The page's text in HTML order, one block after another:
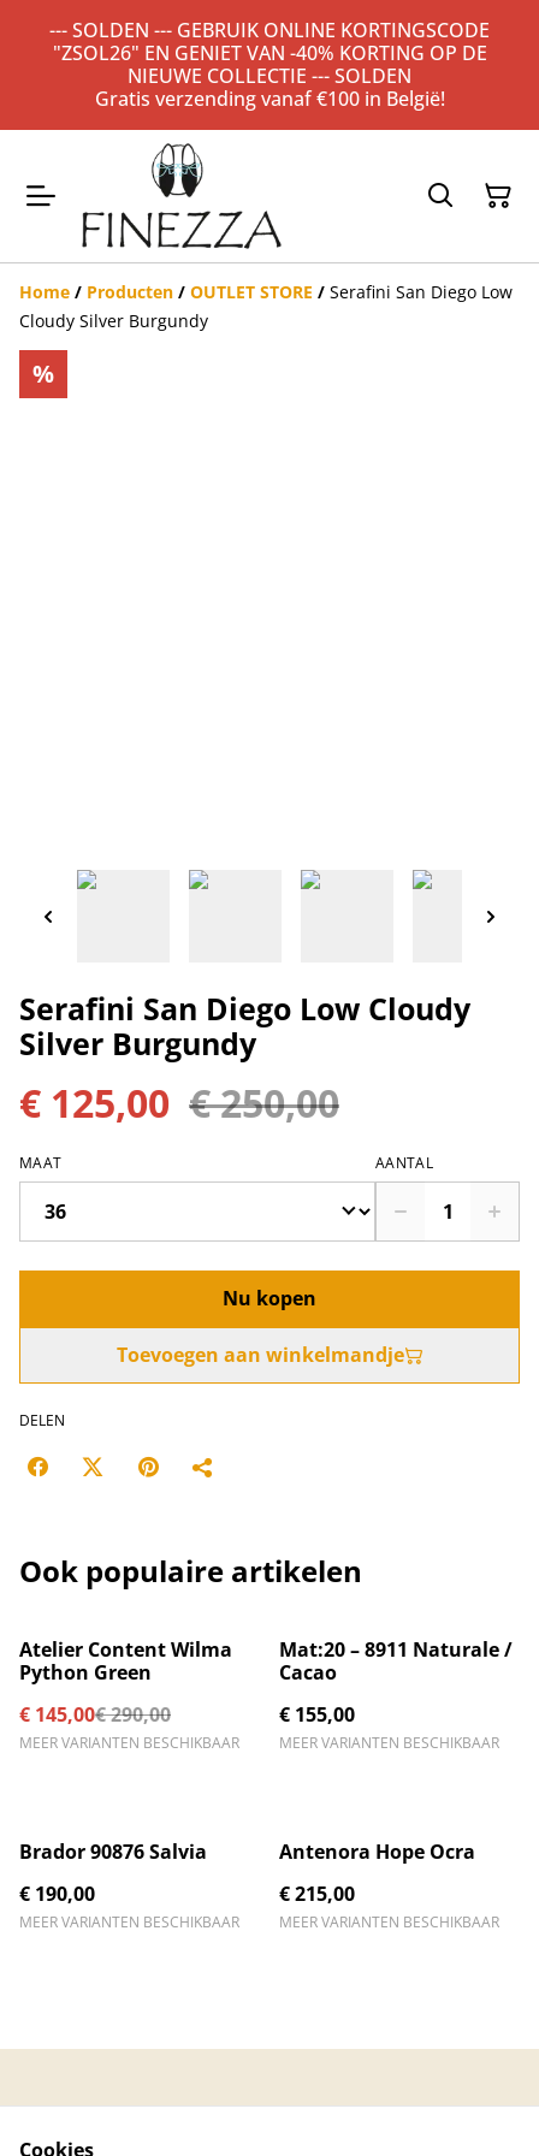
--- SOLDEN --- GEBRUIK ONLINE KORTINGSCODE
"ZSOL26" EN GENIET VAN -40% KORTING OP DE
NIEUWE COLLECTIE --- SOLDEN
Gratis verzending vanaf €100 in België!
Home / Producten / OUTLET STORE / Serafini San Diego Low
Cloudy Silver Burgundy
%
Serafini San Diego Low Cloudy
Silver Burgundy
€ 125,00 € 250,00
MAAT AANTAL
Nu kopen
Toevoegen aan winkelmandje
DELEN
Ook populaire artikelen
%
Atelier Content Wilma
Python Green
€ 145,00€ 290,00
MEER VARIANTEN BESCHIKBAAR
Mat:20 – 8911 Naturale /
Cacao
€ 155,00
MEER VARIANTEN BESCHIKBAAR
Brador 90876 Salvia
€ 190,00
MEER VARIANTEN BESCHIKBAAR
Antenora Hope Ocra
€ 215,00
MEER VARIANTEN BESCHIKBAAR
Cookies